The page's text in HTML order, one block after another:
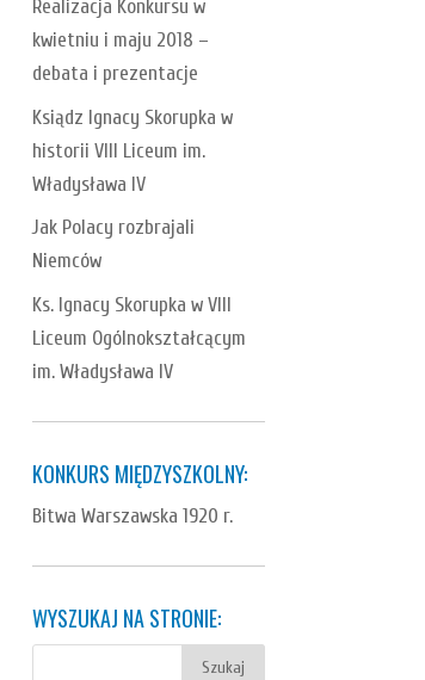
Realizacja Konkursu w
kwietniu i maju 2018 –
debata i prezentacje
Ksiądz Ignacy Skorupka w
historii VIII Liceum im.
Władysława IV
Jak Polacy rozbrajali
Niemców
Ks. Ignacy Skorupka w VIII
Liceum Ogólnokształcącym
im. Władysława IV
KONKURS MIĘDZYSZKOLNY:
Bitwa Warszawska 1920 r.
WYSZUKAJ NA STRONIE: